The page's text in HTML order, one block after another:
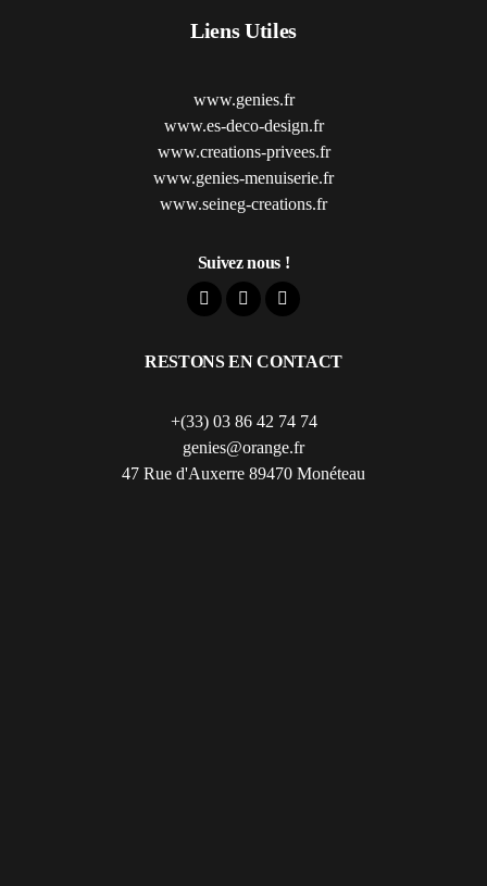
Liens Utiles
www.genies.fr
www.es-deco-design.fr
www.creations-privees.fr
www.genies-menuiserie.fr
www.seineg-creations.fr
Suivez nous !
RESTONS EN CONTACT
+(33) 03 86 42 74 74
genies@orange.fr
47 Rue d'Auxerre 89470 Monéteau